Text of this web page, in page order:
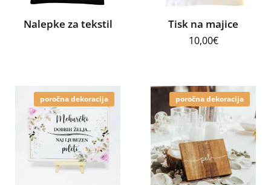
Nalepke za tekstil Tisk na majice
10,00€
poročna dekoracija poročna dekoracija